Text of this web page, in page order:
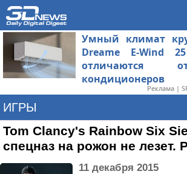
Умный климат
Dreame E-Wind
отличаются
кондиционеров
Реклама |
ИГРЫ
Tom Clancy's Rainbow Six
спецназ на рожон не лезет.
11 декабря 2015